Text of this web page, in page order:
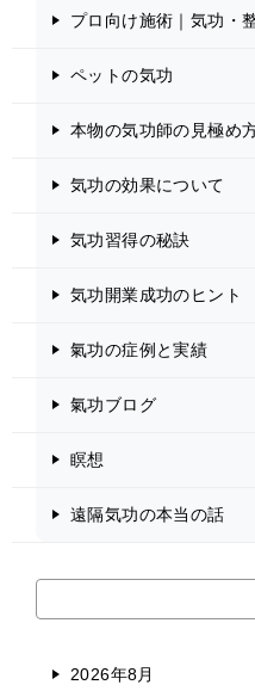
プロ向け施術｜気功・
ペットの気功
本物の気功師の見極め
気功の効果について
気功習得の秘訣
気功開業成功のヒント
氣功の症例と実績
氣功ブログ
瞑想
遠隔気功の本当の話
索
2026年8月